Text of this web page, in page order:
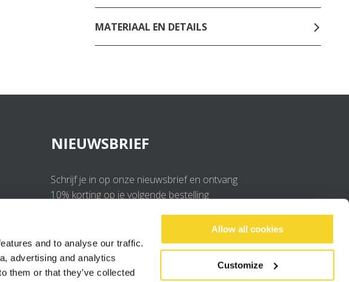
and to analyse our traffic.
advertising and analytics
them or that they’ve collected
Allow all cookies
Customize
MATERIAAL EN DETAILS
NIEUWSBRIEF
Schrijf je in op onze nieuwsbrief en ontvang
10% korting op je volgende bestelling
Ik ga akkoord met de